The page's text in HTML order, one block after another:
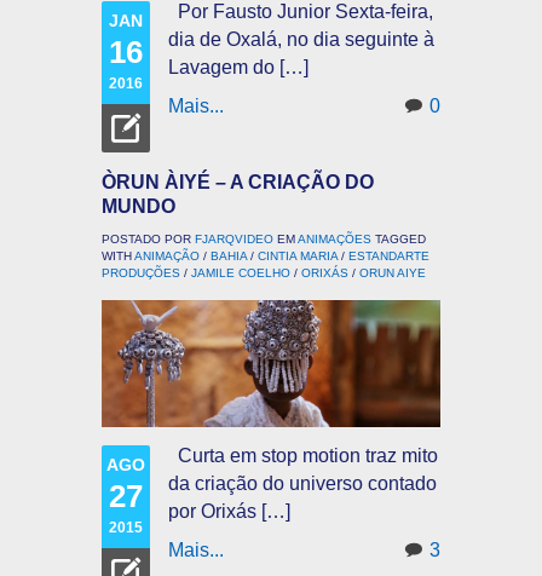
Por Fausto Junior Sexta-feira,
dia de Oxalá, no dia seguinte à
Lavagem do […]
JAN
16
2016
Mais... 0
ÒRUN ÀIYÉ – A CRIAÇÃO DO
MUNDO
POSTADO POR FJARQVIDEO EMANIMAÇÕES TAGGED
WITHANIMAÇÃO / BAHIA / CINTIA MARIA / ESTANDARTE
PRODUÇÕES / JAMILE COELHO / ORIXÁS / ORUN AIYE
Curta em stop motion traz mito
da criação do universo contado
por Orixás […]
AGO
27
2015
Mais... 3